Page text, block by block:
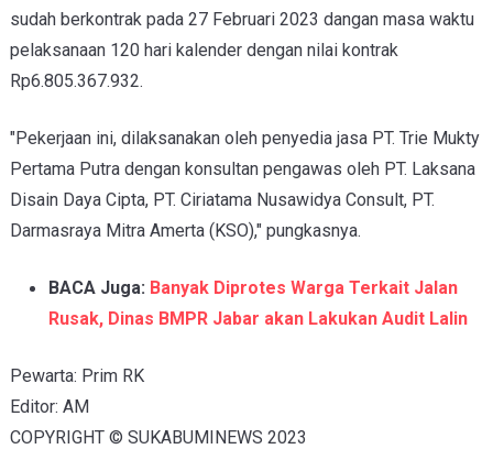
sudah berkontrak pada 27 Februari 2023 dangan masa waktu
pelaksanaan 120 hari kalender dengan nilai kontrak
Rp6.805.367.932.
"Pekerjaan ini, dilaksanakan oleh penyedia jasa PT. Trie Mukty
Pertama Putra dengan konsultan pengawas oleh PT. Laksana
Disain Daya Cipta, PT. Ciriatama Nusawidya Consult, PT.
Darmasraya Mitra Amerta (KSO)," pungkasnya.
BACA Juga: Banyak Diprotes Warga Terkait Jalan
Rusak, Dinas BMPR Jabar akan Lakukan Audit Lalin
Pewarta: Prim RK
Editor: AM
COPYRIGHT © SUKABUMINEWS 2023